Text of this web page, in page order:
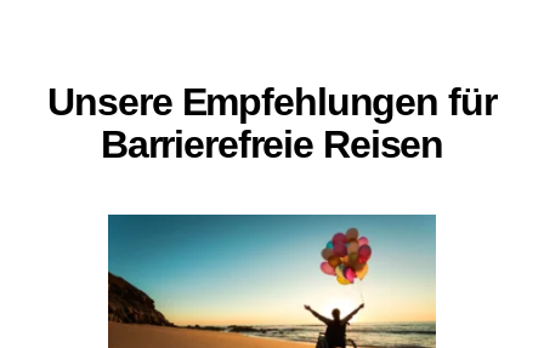
Unsere Empfehlungen für
Barrierefreie Reisen